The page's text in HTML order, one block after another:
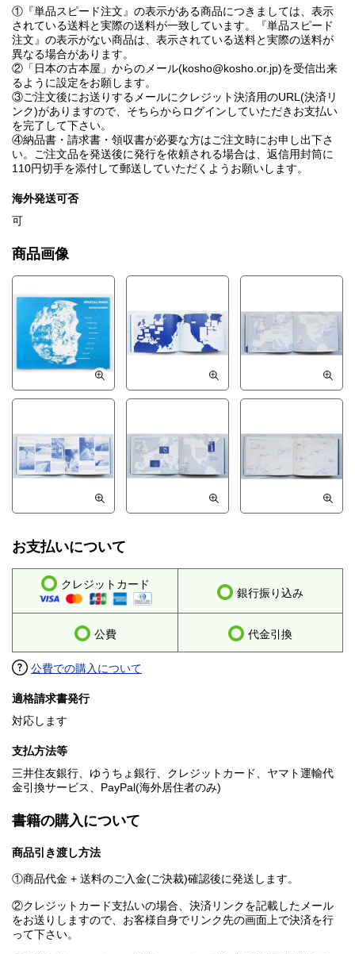
①『単品スピード注文』の表示がある商品につきましては、表示
されている送料と実際の送料が一致しています。『単品スピード
注文』の表示がない商品は、表示されている送料と実際の送料が
異なる場合があります。
②「日本の古本屋」からのメール(kosho@kosho.or.jp)を受信出来
るように設定をお願します。
③ご注文後にお送りするメールにクレジット決済用のURL(決済リ
ンク)がありますので、そちらからログインしていただきお支払い
を完了して下さい。
④納品書・請求書・領収書が必要な方はご注文時にお申し出下さ
い。ご注文品を発送後に発行を依頼される場合は、返信用封筒に
110円切手を添付して郵送していただくようお願いします。
海外発送可否
可
商品画像
お支払いについて
クレジットカード
銀行振り込み
公費 代金引換
公費での購入について
適格請求書発行
対応します
支払方法等
三井住友銀行、ゆうちょ銀行、クレジットカード、ヤマト運輸代
金引換サービス、PayPal(海外居住者のみ)
書籍の購入について
商品引き渡し方法
①商品代金 + 送料のご入金(ご決裁)確認後に発送します。
②クレジットカード支払いの場合、決済リンクを記載したメール
をお送りしますので、お客様自身でリンク先の画面上で決済を行
って下さい。